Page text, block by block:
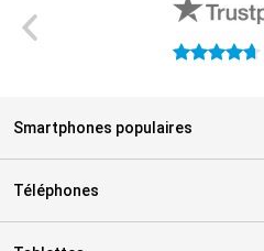
4.7 étoiles
Smartphones populaires
Téléphones